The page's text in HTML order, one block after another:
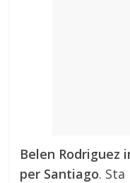
Belen Rodriguez
per Santiago.